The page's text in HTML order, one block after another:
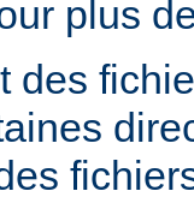
plus
des